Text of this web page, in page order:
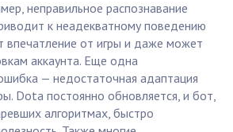
неправильное распознавание
к неадекватному поведению
впечатление от игры и даже может
аккаунта. Еще одна
— недостаточная адаптация
Dota постоянно обновляется, и бот,
алгоритмах, быстро